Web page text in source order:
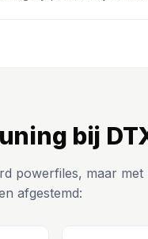
bij
powerfiles, maar
afgestemd: